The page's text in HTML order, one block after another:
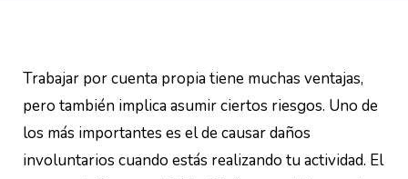
Trabajar por cuenta propia tiene muchas ventajas,
pero también implica asumir ciertos riesgos. Uno de
los más importantes es el de causar daños
involuntarios cuando estás realizando tu actividad. El